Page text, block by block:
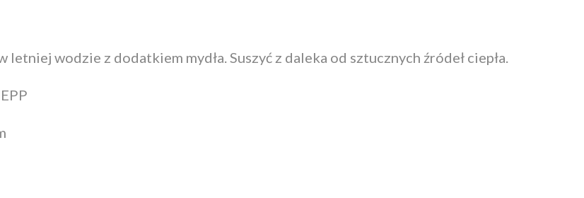
letniej wodzie z dodatkiem mydła. Suszyć z daleka od sztucznych źródeł ciepła.